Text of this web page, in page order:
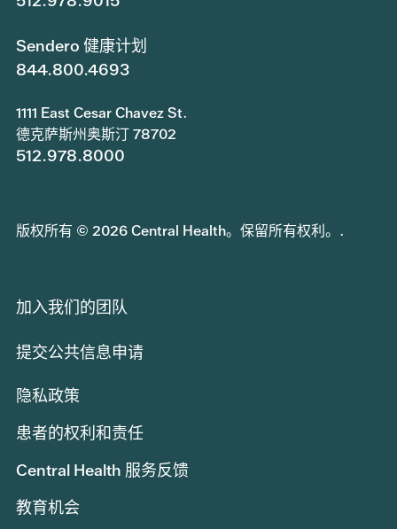
Sendero 健康计划
844.800.4693
1111 East Cesar Chavez St.
德克萨斯州奥斯汀 78702
512.978.8000
版权所有 © 2026 Central Health。保留所有权利。.
加入我们的团队
提交公共信息申请
隐私政策
患者的权利和责任
Central Health 服务反馈
教育机会